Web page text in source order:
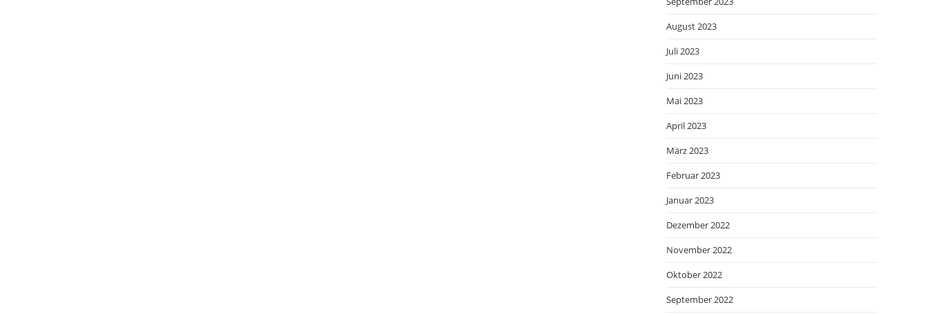
August 2023
Juli 2023
Juni 2023
Mai 2023
April 2023
März 2023
Februar 2023
Januar 2023
Dezember 2022
November 2022
Oktober 2022
September 2022